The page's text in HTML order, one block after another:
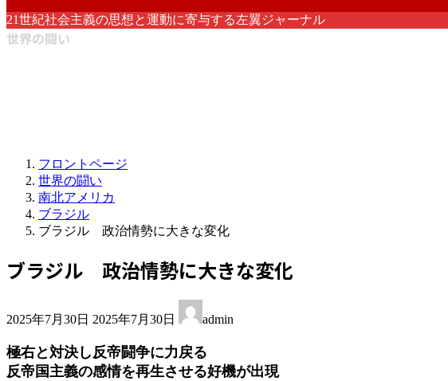
21世紀社会主義の思想と運動に寄与する左翼ジャーナル
世界の闘い
フロントページ
世界の闘い
南北アメリカ
ブラジル
ブラジル 政治情勢に大きな変化
ブラジル 政治情勢に大きな変化
2025年7月30日 終
新
日
2025年7月30日 admin
極右と対決し反帝闘争に力戻る
反帝国主義の感情を再生させる好機が出現